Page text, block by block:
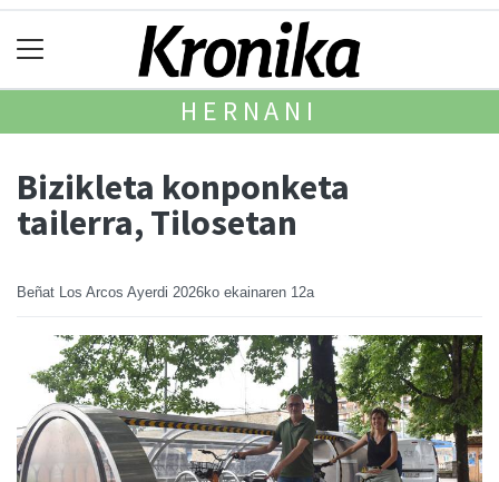
HERNANI
Bizikleta konponketa
tailerra, Tilosetan
Beñat Los Arcos Ayerdi 2026ko ekainaren 12a